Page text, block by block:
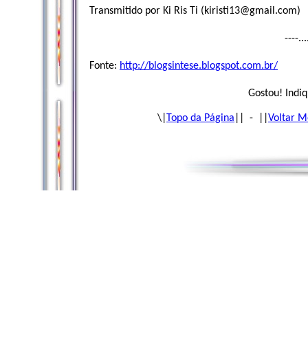
Transmitido por Ki Ris Ti (kiristi13@gmail.com)
----
Fonte: http://blogsintese.blogspot.com.br/
Gostou!
\| Topo da Página || - || Voltar